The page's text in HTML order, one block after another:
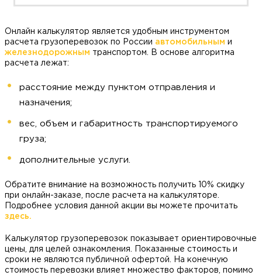
Онлайн калькулятор является удобным инструментом
расчета грузоперевозок по России автомобильным и
железнодорожным транспортом. В основе алгоритма
расчета лежат:
расстояние между пунктом отправления и
назначения;
вес, объем и габаритность транспортируемого
груза;
дополнительные услуги.
Обратите внимание на возможность получить 10% скидку
при онлайн-заказе, после расчета на калькуляторе.
Подробнее условия данной акции вы можете прочитать
здесь.
Калькулятор грузоперевозок показывает ориентировочные
цены, для целей ознакомления. Показанные стоимость и
сроки не являются публичной офертой. На конечную
стоимость перевозки влияет множество факторов, помимо